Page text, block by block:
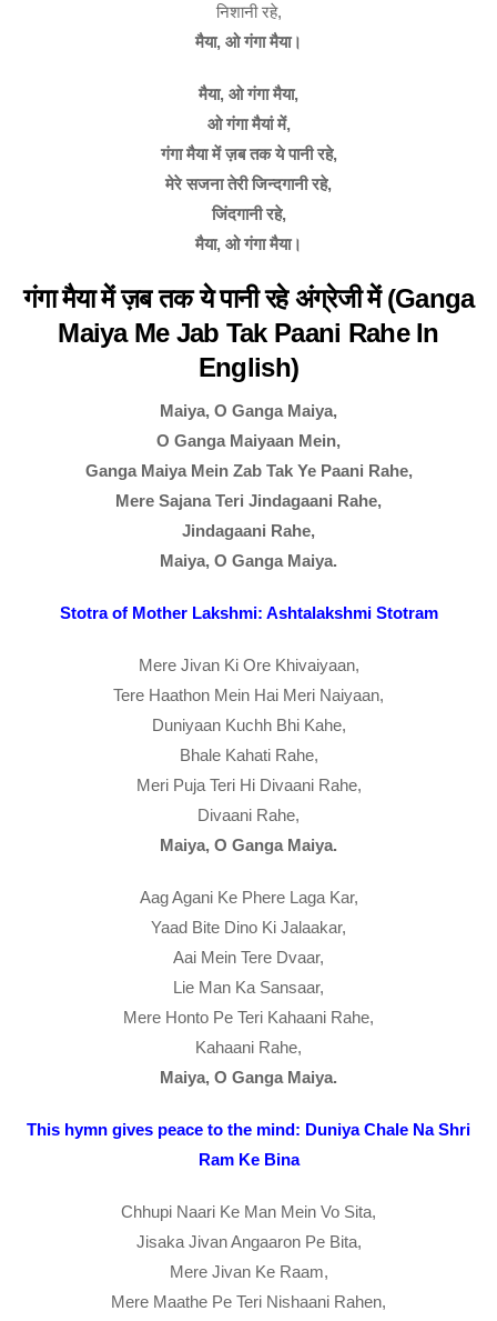
निशानी रहे,
मैया, ओ गंगा मैया।
मैया, ओ गंगा मैया,
ओ गंगा मैयां में,
गंगा मैया में ज़ब तक ये पानी रहे,
मेरे सजना तेरी जिन्दगानी रहे,
जिंदगानी रहे,
मैया, ओ गंगा मैया।
गंगा मैया में ज़ब तक ये पानी रहे अंग्रेजी में (Ganga
Maiya Me Jab Tak Paani Rahe In
English)
Maiya, O Ganga Maiya,
O Ganga Maiyaan Mein,
Ganga Maiya Mein Zab Tak Ye Paani Rahe,
Mere Sajana Teri Jindagaani Rahe,
Jindagaani Rahe,
Maiya, O Ganga Maiya.
Stotra of Mother Lakshmi: Ashtalakshmi Stotram
Mere Jivan Ki Ore Khivaiyaan,
Tere Haathon Mein Hai Meri Naiyaan,
Duniyaan Kuchh Bhi Kahe,
Bhale Kahati Rahe,
Meri Puja Teri Hi Divaani Rahe,
Divaani Rahe,
Maiya, O Ganga Maiya.
Aag Agani Ke Phere Laga Kar,
Yaad Bite Dino Ki Jalaakar,
Aai Mein Tere Dvaar,
Lie Man Ka Sansaar,
Mere Honto Pe Teri Kahaani Rahe,
Kahaani Rahe,
Maiya, O Ganga Maiya.
This hymn gives peace to the mind: Duniya Chale Na Shri
Ram Ke Bina
Chhupi Naari Ke Man Mein Vo Sita,
Jisaka Jivan Angaaron Pe Bita,
Mere Jivan Ke Raam,
Mere Maathe Pe Teri Nishaani Rahen,